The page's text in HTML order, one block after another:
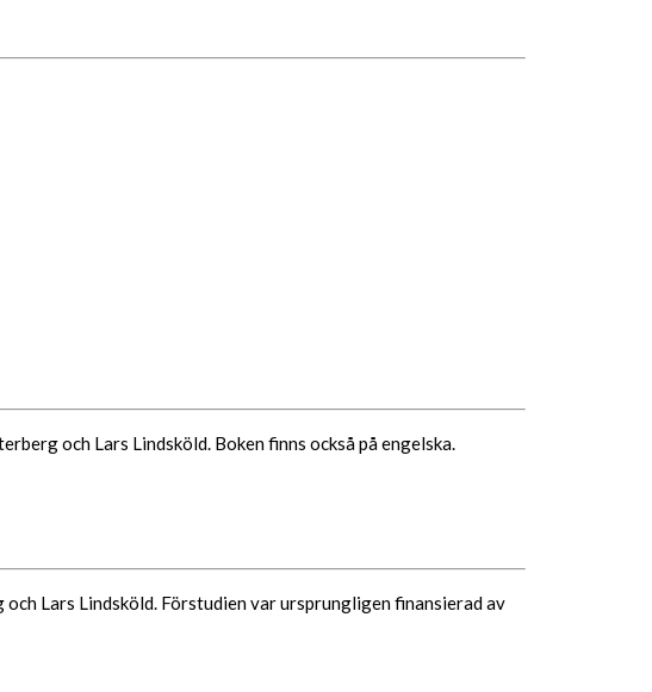
och Lars Lindsköld. Boken finns också på engelska.
Lars Lindsköld. Förstudien var ursprungligen finansierad av